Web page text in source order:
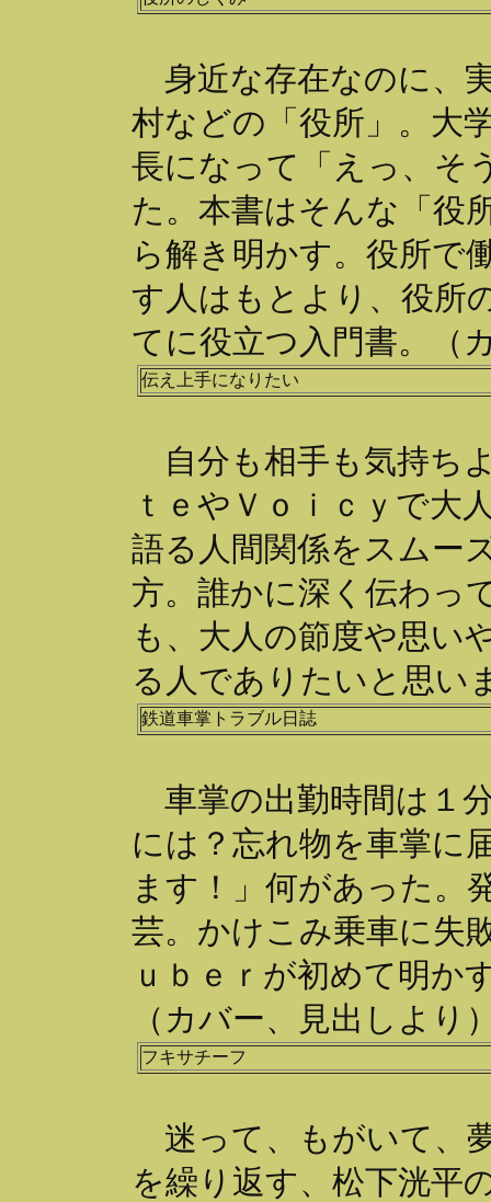
身近な存在なのに、
村などの「役所」。大
長になって「えっ、そ
た。本書はそんな「役
ら解き明かす。役所で
す人はもとより、役所
てに役立つ入門書。（
伝え上手になりたい
自分も相手も気持ち
ｔｅやＶｏｉｃｙで大
語る人間関係をスムー
方。誰かに深く伝わっ
も、大人の節度や思い
る人でありたいと思い
鉄道車掌トラブル日誌
車掌の出勤時間は１
には？忘れ物を車掌に
ます！」何があった。
芸。かけこみ乗車に失
ｕｂｅｒが初めて明か
（カバー、見出しより
フキサチーフ
迷って、もがいて、
を繰り返す、松下洸平